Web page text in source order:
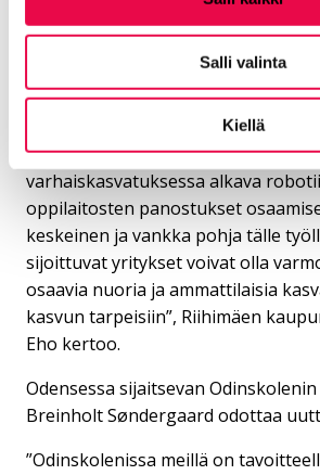
Salli valinta
Kiellä
”Vierailu oli inspiroiva ja vahvisti,
jäljillä: robotiikkaopetuksen
kaupunkistrateginen kärki jo
Robotics Campus – Scale up! -
toteutamme seuraavaa askelta
innovaatioekosysteemiä.
varhaiskasvatuksessa alkava
oppilaitosten panostukset
keskeinen ja vankka pohja tälle
sijoittuvat yritykset voivat olla
osaavia nuoria ja ammattilaisia
kasvun tarpeisiin”, Riihimäen
Eho kertoo.
Odensessa sijaitsevan
Breinholt Søndergaard odottaa
”Odinskolenissa meillä on